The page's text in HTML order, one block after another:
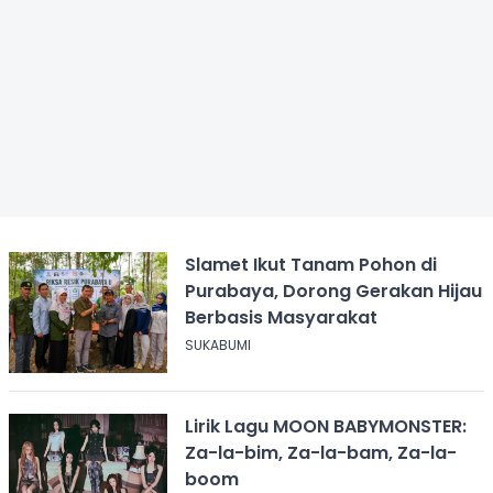
Slamet Ikut Tanam Pohon di
Purabaya, Dorong Gerakan Hijau
Berbasis Masyarakat
SUKABUMI
Lirik Lagu MOON BABYMONSTER:
Za-la-bim, Za-la-bam, Za-la-
boom